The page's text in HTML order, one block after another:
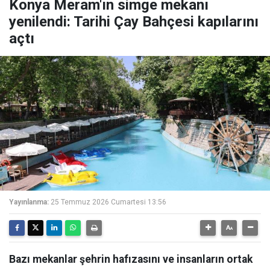
Konya Meram'ın simge mekanı
yenilendi: Tarihi Çay Bahçesi kapılarını
açtı
Yayınlanma: 25 Temmuz 2026 Cumartesi 13:56
Bazı mekanlar şehrin hafızasını ve insanların ortak